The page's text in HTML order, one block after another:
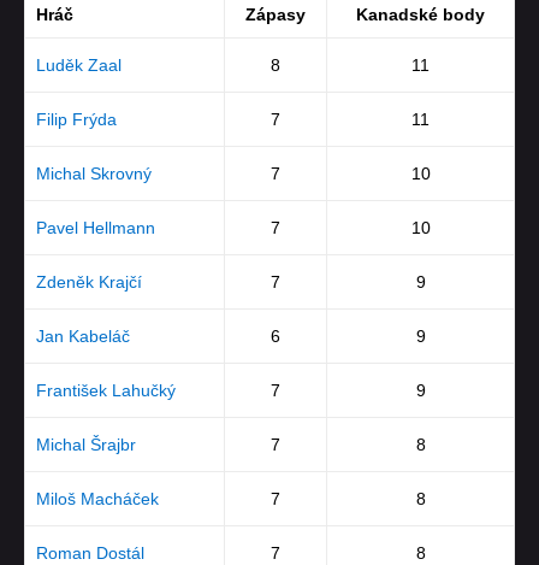
Hráč Zápasy Kanadské body
Luděk Zaal 8 11
Filip Frýda 7 11
Michal Skrovný 7 10
Pavel Hellmann 7 10
Zdeněk Krajčí 7 9
Jan Kabeláč 6 9
František Lahučký 7 9
Michal Šrajbr 7 8
Miloš Macháček 7 8
Roman Dostál 7 8